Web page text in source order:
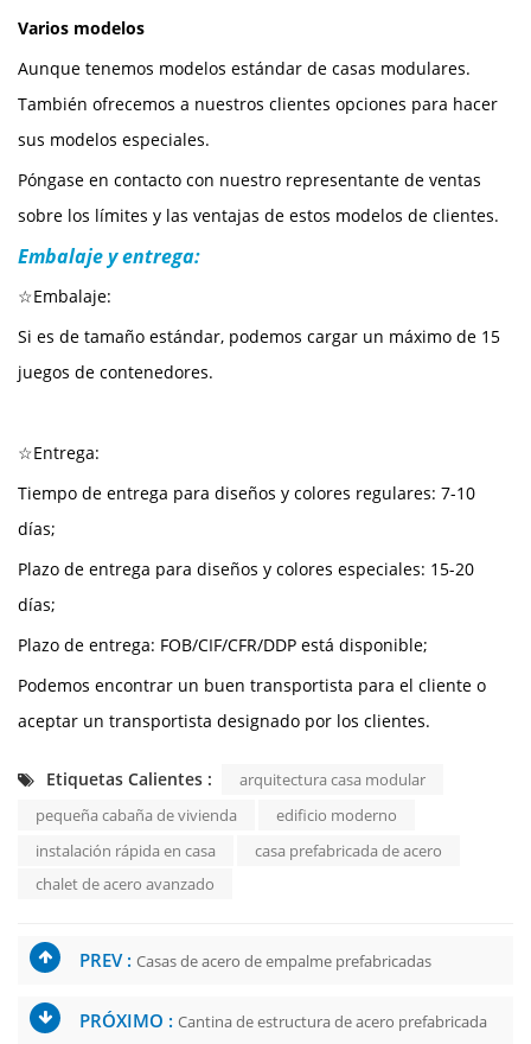
Varios modelos
Aunque tenemos modelos estándar de casas modulares.
También ofrecemos a nuestros clientes opciones para hacer
sus modelos especiales.
Póngase en contacto con nuestro representante de ventas
sobre los límites y las ventajas de estos modelos de clientes.
Embalaje y entrega:
☆Embalaje:
Si es de tamaño estándar, podemos cargar un máximo de 15
juegos de contenedores.
☆Entrega:
Tiempo de entrega para diseños y colores regulares: 7-10
días;
Plazo de entrega para diseños y colores especiales: 15-20
días;
Plazo de entrega: FOB/CIF/CFR/DDP está disponible;
Podemos encontrar un buen transportista para el cliente o
aceptar un transportista designado por los clientes.
Etiquetas Calientes :
arquitectura casa modular
pequeña cabaña de vivienda
edificio moderno
instalación rápida en casa
casa prefabricada de acero
chalet de acero avanzado
PREV : Casas de acero de empalme prefabricadas
PRÓXIMO : Cantina de estructura de acero prefabricada